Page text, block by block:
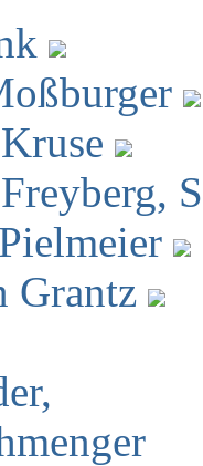
Grantz